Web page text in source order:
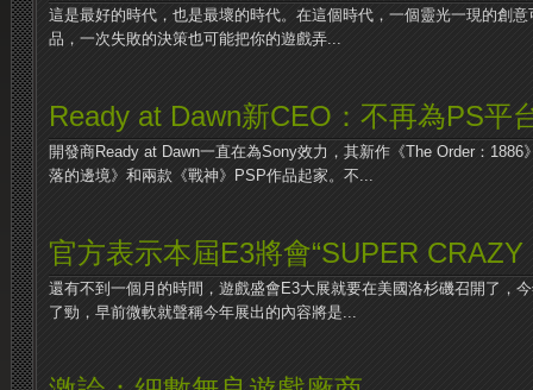
這是最好的時代，也是最壞的時代。在這個時代，一個靈光一現的創
品，一次失敗的決策也可能把你的遊戲弄...
Ready at Dawn新CEO：不再為PS平
開發商Ready at Dawn一直在為Sony效力，其新作《The Order：1886
落的邊境》和兩款《戰神》PSP作品起家。不...
官方表示本屆E3將會“SUPER CRAZY
還有不到一個月的時間，遊戲盛會E3大展就要在美國洛杉磯召開了，
了勁，早前微軟就聲稱今年展出的內容將是...